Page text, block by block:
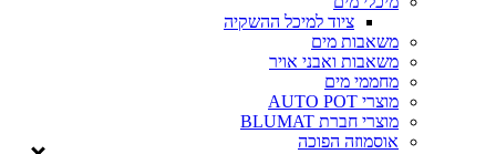
ציוד למיכל ההשקיה
משאבות מים
משאבות ואבני אויר
מחממי מים
מוצרי AUTO POT
מוצרי חברת BLUMAT
אוסמוזה הפוכה